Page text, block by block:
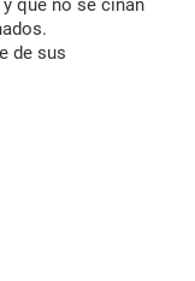
que no se ciñan
de sus